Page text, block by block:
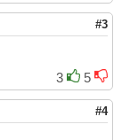
#3
3
5
#4